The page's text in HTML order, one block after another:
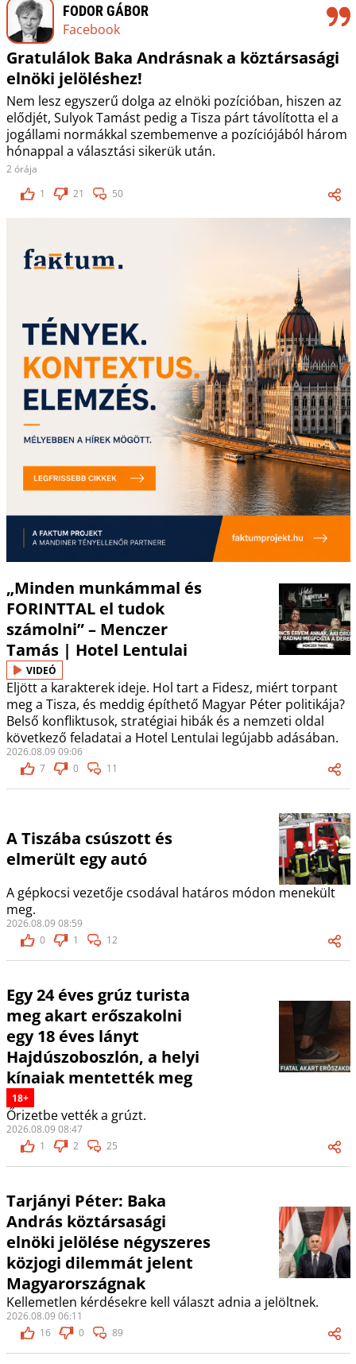
FODOR GÁBOR
Facebook
Gratulálok Baka Andrásnak a köztársasági
elnöki jelöléshez!
Nem lesz egyszerű dolga az elnöki pozícióban, hiszen az
elődjét, Sulyok Tamást pedig a Tisza párt távolította el a
jogállami normákkal szembemenve a pozíciójából három
hónappal a választási sikerük után.
2 órája
1
21 50
„Minden munkámmal és
FORINTTAL el tudok
számolni” – Menczer
Tamás | Hotel Lentulai
VIDEÓ
Eljött a karakterek ideje. Hol tart a Fidesz, miért torpant
meg a Tisza, és meddig építhető Magyar Péter politikája?
Belső konfliktusok, stratégiai hibák és a nemzeti oldal
következő feladatai a Hotel Lentulai legújabb adásában.
2026.08.09 09:06
7
0 11
A Tiszába csúszott és
elmerült egy autó
A gépkocsi vezetője csodával határos módon menekült
meg.
2026.08.09 08:59
0
1 12
Egy 24 éves grúz turista
meg akart erőszakolni
egy 18 éves lányt
Hajdúszoboszlón, a helyi
kínaiak mentették meg
18+
Őrizetbe vették a grúzt.
2026.08.09 08:47
1
2 25
Tarjányi Péter: Baka
András köztársasági
elnöki jelölése négyszeres
közjogi dilemmát jelent
Magyarországnak
Kellemetlen kérdésekre kell választ adnia a jelöltnek.
2026.08.09 06:11
16
0 89